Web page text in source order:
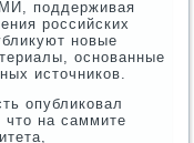
поддерживая
российских
новые
основанные
источников.
опубликовал
что на саммите